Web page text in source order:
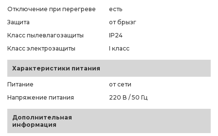
Отключение при перегреве
есть
Защита
от брызг
Класс пылевлагозащиты
IP24
Класс электрозащиты
I класс
Характеристики питания
Питание
от сети
Напряжение питания
220 В / 50 Гц
Дополнительная
информация